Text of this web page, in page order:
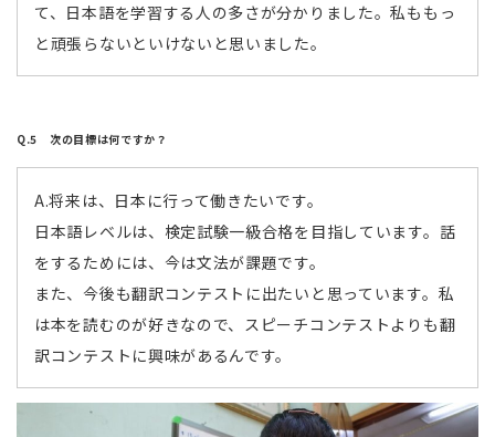
て、日本語を学習する人の多さが分かりました。私ももっ
と頑張らないといけないと思いました。
Q.5 次の目標は何ですか？
A.将来は、日本に行って働きたいです。
日本語レベルは、検定試験一級合格を目指しています。話
をするためには、今は文法が課題です。
また、今後も翻訳コンテストに出たいと思っています。私
は本を読むのが好きなので、スピーチコンテストよりも翻
訳コンテストに興味があるんです。